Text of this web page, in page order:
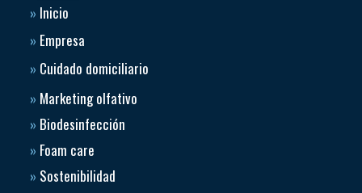
» Inicio
» Empresa
» Cuidado domiciliario
» Marketing olfativo
» Biodesinfección
» Foam care
» Sostenibilidad